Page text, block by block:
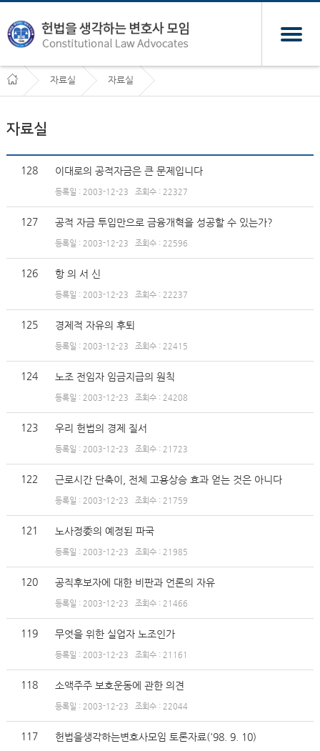
자료실 자료실
자료실
128 이대로의 공적자금은 큰 문제입니다
등록일 : 2003-12-23 조회수 : 22327
127 공적 자금 투입만으로 금융개혁을 성공할 수 있는가?
등록일 : 2003-12-23 조회수 : 22596
126 항 의 서 신
등록일 : 2003-12-23 조회수 : 22237
125 경제적 자유의 후퇴
등록일 : 2003-12-23 조회수 : 22415
124 노조 전임자 임금지급의 원칙
등록일 : 2003-12-23 조회수 : 24208
123 우리 헌법의 경제 질서
등록일 : 2003-12-23 조회수 : 21723
122 근로시간 단축이, 전체 고용상승 효과 얻는 것은 아니다
등록일 : 2003-12-23 조회수 : 21759
121 노사정委의 예정된 파국
등록일 : 2003-12-23 조회수 : 21985
120 공직후보자에 대한 비판과 언론의 자유
등록일 : 2003-12-23 조회수 : 21466
119 무엇을 위한 실업자 노조인가
등록일 : 2003-12-23 조회수 : 21161
118 소액주주 보호운동에 관한 의견
등록일 : 2003-12-23 조회수 : 22044
117 헌법을생각하는변호사모임 토론자료('98. 9. 10)